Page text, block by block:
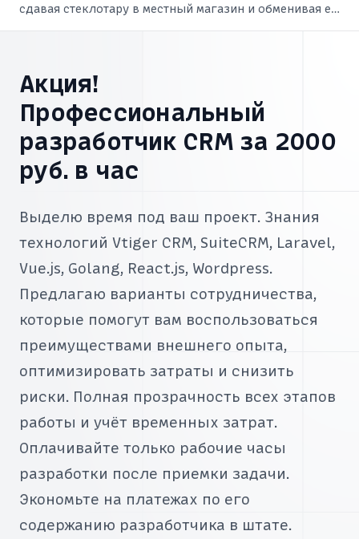
сдавая стеклотару в местный магазин и обменивая её
на сладости. Я зарабатывал столько, что хватало на
Акция!
Профессиональный
разработчик CRM за 2000
руб. в час
Выделю время под ваш проект. Знания
технологий Vtiger CRM, SuiteCRM, Laravel,
Vue.js, Golang, React.js, Wordpress.
Предлагаю варианты сотрудничества,
которые помогут вам воспользоваться
преимуществами внешнего опыта,
оптимизировать затраты и снизить
риски. Полная прозрачность всех этапов
работы и учёт временных затрат.
Оплачивайте только рабочие часы
разработки после приемки задачи.
Экономьте на платежах по его
содержанию разработчика в штате.